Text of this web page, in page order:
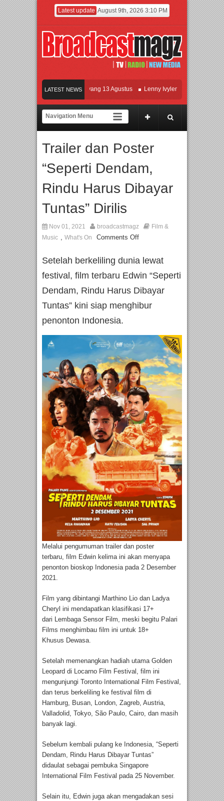
Latest update August 9th, 2026 3:10 PM
LATEST NEWS
Film KETOK MEJIK Siap Tayang 13 Agustus Lenny Ivylen: 26 Tahun Jaga
UI dan Universitas Agung Podomoro Jalin Kerja Sama Pendidikan dan Riset
Trailer dan Poster
“Seperti Dendam,
Rindu Harus Dibayar
Tuntas” Dirilis
Nov 01, 2021 broadcastmagz
Film &
Music , What's On Comments Off
Setelah berkeliling dunia lewat
festival, film terbaru Edwin “Seperti
Dendam, Rindu Harus Dibayar
Tuntas” kini siap menghibur
penonton Indonesia.
Melalui pengumuman trailer dan poster
terbaru, film Edwin kelima ini akan menyapa
penonton bioskop Indonesia pada 2 Desember
2021.
Film yang dibintangi Marthino Lio dan Ladya
Cheryl ini mendapatkan klasifikasi 17+
dari Lembaga Sensor Film, meski begitu Palari
Films menghimbau film ini untuk 18+
Khusus Dewasa.
Setelah memenangkan hadiah utama Golden
Leopard di Locarno Film Festival, film ini
mengunjungi Toronto International Film Festival,
dan terus berkeliling ke festival film di
Hamburg, Busan, London, Zagreb, Austria,
Valladolid, Tokyo, São Paulo, Cairo, dan masih
banyak lagi.
Sebelum kembali pulang ke Indonesia, “Seperti
Dendam, Rindu Harus Dibayar Tuntas”
didaulat sebagai pembuka Singapore
International Film Festival pada 25 November.
Selain itu, Edwin juga akan mengadakan sesi